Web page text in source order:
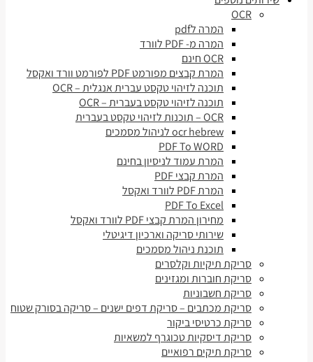
OCR
המרה לpdf
המרה מ- PDF לוורד
OCR חינם
המרת קבצים מפורמט PDF לפורמט וורד ואקסל
תוכנה לזיהוי טקסט עברית אנגלית – OCR
תוכנה לזיהוי טקסט בעברית – OCR
OCR – תוכנות לזיהוי טקסט בעברית
ocr hebrew לניהול מסמכים
PDF To WORD
המרת עמוד לניסיון בחינם
המרת קבצי PDF
המרת PDF לוורד ואקסל
PDF To Excel
מחירון המרת קבצי PDF לוורד ואקסל
שירותי סריקה וארכיון דיגיטלי
תוכנת ניהול מסמכים
סריקת תיקיות וקלסרים
סריקת חוברות ומגזינים
סריקת חשבוניות
סריקת מכתבים – סריקת דפים ישנים – סריקה בסורק שטוח
סריקת כרטיסי ביקור
סריקת דיסקיות טכוגרף למשאיות
סריקת תיקים רפואיים